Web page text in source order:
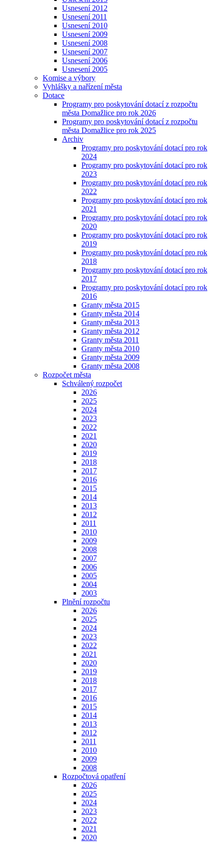
Usnesení 2012
Usnesení 2011
Usnesení 2010
Usnesení 2009
Usnesení 2008
Usnesení 2007
Usnesení 2006
Usnesení 2005
Komise a výbory
Vyhlášky a nařízení města
Dotace
Programy pro poskytování dotací z rozpočtu
města Domažlice pro rok 2026
Programy pro poskytování dotací z rozpočtu
města Domažlice pro rok 2025
Archiv
Programy pro poskytování dotací pro rok
2024
Programy pro poskytování dotací pro rok
2023
Programy pro poskytování dotací pro rok
2022
Programy pro poskytování dotací pro rok
2021
Programy pro poskytování dotací pro rok
2020
Programy pro poskytování dotací pro rok
2019
Programy pro poskytování dotací pro rok
2018
Programy pro poskytování dotací pro rok
2017
Programy pro poskytování dotací pro rok
2016
Granty města 2015
Granty města 2014
Granty města 2013
Granty města 2012
Granty města 2011
Granty města 2010
Granty města 2009
Granty města 2008
Rozpočet města
Schválený rozpočet
2026
2025
2024
2023
2022
2021
2020
2019
2018
2017
2016
2015
2014
2013
2012
2011
2010
2009
2008
2007
2006
2005
2004
2003
Plnění rozpočtu
2026
2025
2024
2023
2022
2021
2020
2019
2018
2017
2016
2015
2014
2013
2012
2011
2010
2009
2008
Rozpočtová opatření
2026
2025
2024
2023
2022
2021
2020